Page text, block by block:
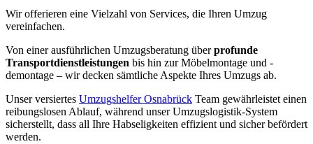
Wir offerieren eine Vielzahl von Services, die Ihren Umzug
vereinfachen.
Von einer ausführlichen Umzugsberatung überprofunde
Transportdienstleistungen bis hin zur Möbelmontage und -
demontage – wir decken sämtliche Aspekte Ihres Umzugs ab.
Unser versiertes Umzugshelfer Osnabrück Team gewährleistet einen
reibungslosen Ablauf, während unser Umzugslogistik-System
sicherstellt, dass all Ihre Habseligkeiten effizient und sicher befördert
werden.